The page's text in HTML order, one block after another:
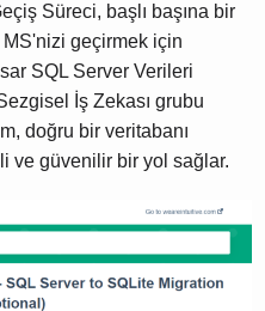
Süreci, başlı başına bir
MS'nizi geçirmek için
SQL Server Verileri
İş Zekası grubu
doğru bir veritabanı
ve güvenilir bir yol sağlar.